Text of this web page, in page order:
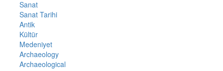
Sanat
Sanat Tarihi
Antik
Kültür
Medeniyet
Archaeology
Archaeological